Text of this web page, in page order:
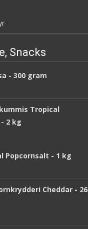
Snacks
- 300 gram
Tropical
2 kg
Popcornsalt - 1 kg
Cheddar - 26